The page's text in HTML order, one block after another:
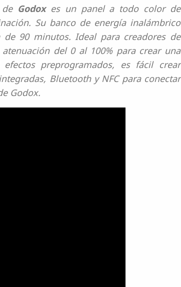
Godoxes un panel a todo color de
Su banco de energía inalámbrico
90 minutos. Ideal para creadores de
del 0 al 100% para crear una
preprogramados, es fácil crear
Bluetooth y NFC para conectar
Godox.